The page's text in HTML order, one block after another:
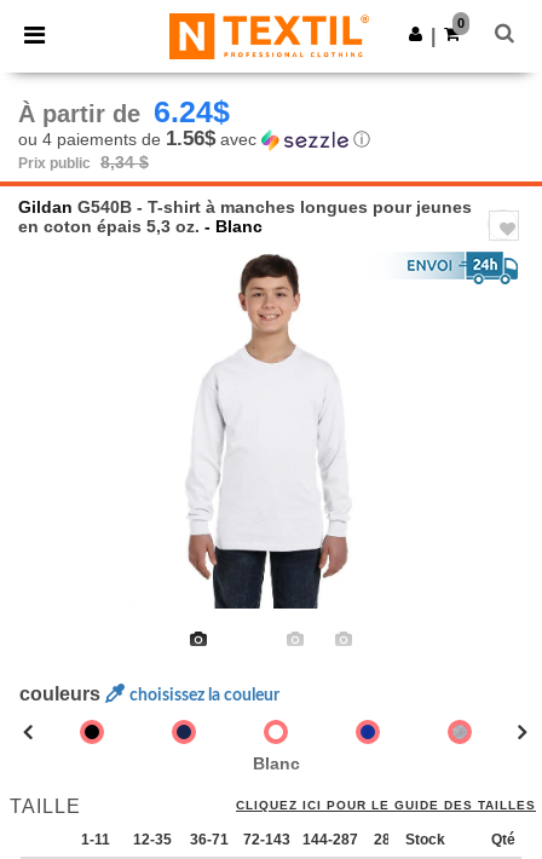
× Appli Ntextil
Meilleurs prix sur l’app !
Obtenir l'appli
0
À partir de 6.24$
ou 4 paiements de 1.56$avec ⓘ
Prix public 8,34 $
Gildan G540B - T-shirt à manches longues pour jeunes
en coton épais 5,3 oz. - Blanc
couleurs choisissez la couleur
Blanc
TAILLE CLIQUEZ ICI POUR LE GUIDE DES TAILLES
1-11 12-35 36-71 72-143 144-287 288 + Plus
Stock Qté